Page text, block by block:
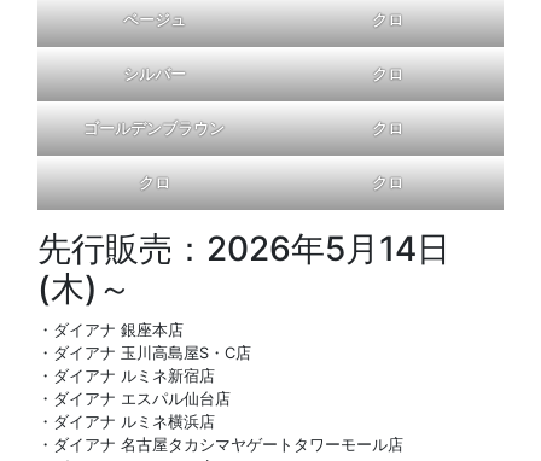
ベージュ クロ
シルバー クロ
ゴールデンブラウン クロ
クロ クロ
先行販売：2026年5月14日
(木)～
・ダイアナ 銀座本店
・ダイアナ 玉川高島屋S・C店
・ダイアナ ルミネ新宿店
・ダイアナ エスパル仙台店
・ダイアナ ルミネ横浜店
・ダイアナ 名古屋タカシマヤゲートタワーモール店